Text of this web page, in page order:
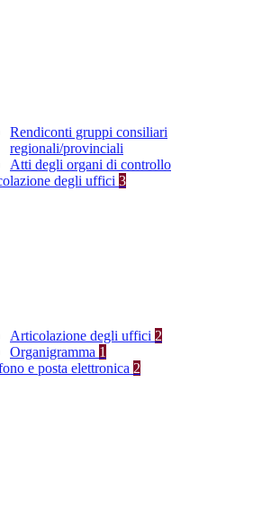
Rendiconti gruppi consiliari
regionali/provinciali
Atti degli organi di controllo
degli uffici 3
Articolazione degli uffici 2
Organigramma 1
e posta elettronica 2